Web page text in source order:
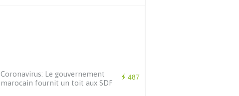
487
Coronavirus: Le gouvernement
marocain fournit un toit aux SDF